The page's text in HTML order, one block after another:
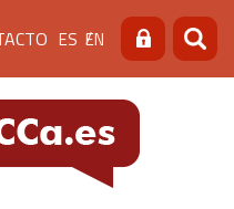
ES EN Buscar